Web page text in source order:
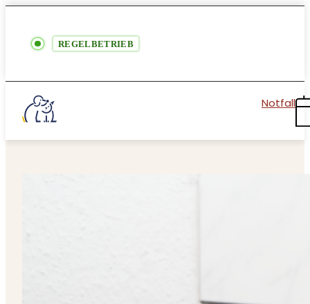
REGELBETRIEB
Notfall